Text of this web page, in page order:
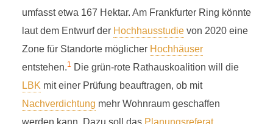
umfasst etwa 167 Hektar. Am Frankfurter Ring könnte
laut dem Entwurf der Hochhausstudievon 2020 eine
Zone für Standorte möglicher Hochhäuser
entstehen.1 Die grün-rote Rathauskoalition will die
LBK mit einer Prüfung beauftragen, ob mit
Nachverdichtung mehr Wohnraum geschaffen
werden kann. Dazu soll das Planungsreferat